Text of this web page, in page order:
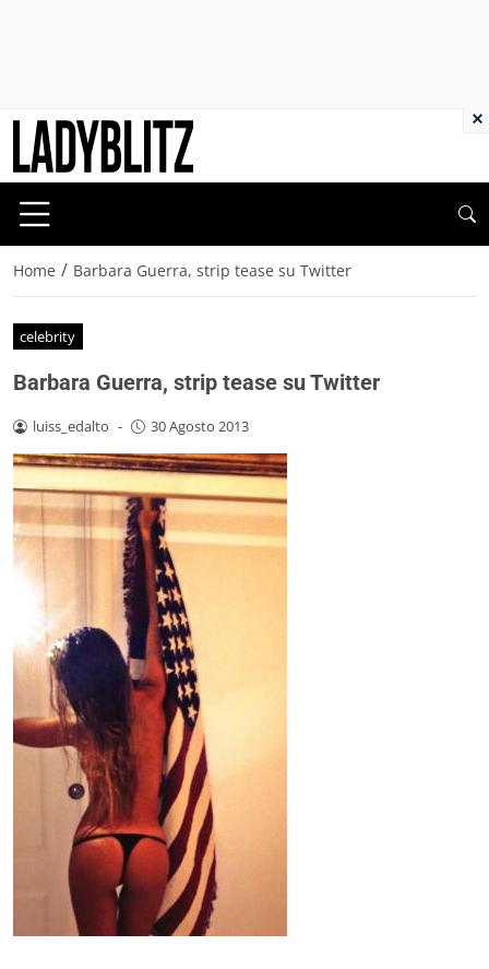
Home / Barbara Guerra, strip tease su Twitter
celebrity
Barbara Guerra, strip tease su Twitter
luiss_edalto - 30 Agosto 2013
×